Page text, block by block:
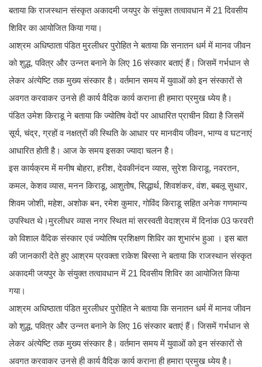
बताया कि राजस्थान संस्कृत अकादमी जयपुर के संयुक्त तत्वावधान में 21 दिवसीय
शिविर का आयोजित किया गया।
आश्रम अधिष्ठाता पंडित मुरलीधर पुरोहित ने बताया कि सनातन धर्म में मानव जीवन
को शुद्ध, पवित्र और उन्नत बनाने के लिए 16 संस्कार बताएं हैं। जिसमें गर्भधान से
लेकर अंत्येष्टि तक मुख्य संस्कार है। वर्तमान समय में युवाओं को इन संस्कारों से
अवगत करवाकर उनसे ही कार्य वैदिक कार्य कराना ही हमारा प्रमुख ध्येय है।
पंडित उमेश किराडू ने बताया कि ज्योतिष वेदों पर आधारित प्राचीन विद्या है जिसमें
सूर्य, चंद्र, ग्रहों व नक्षत्रों की स्थिति के आधार पर मानवीय जीवन, भाग्य व घटनाएं
आधारित होती है। आज के समय इसका ज्यादा चलन है।
इस कार्यक्रम में मनीष बोहरा, हरीश, देवकीनंदन व्यास, सुरेश किराडू, नवरतन,
कमल, केशव व्यास, मनन किराडू, आशुतोष, सिद्धार्थ, शिवशंकर, वंश, बबलू सुथार,
शिवम जोशी, महेश, अशोक बन, रमेश कुमार, गोविंद किराडू सहित अनेक गणमान्य
उपस्थित थे।मुरलीधर व्यास नगर स्थित मां सरस्वती वेदाश्रम में दिनांक 03 फरवरी
को विशाल वैदिक संस्कार एवं ज्योतिष प्रशिक्षण शिविर का शुभारंभ हुआ । इस बात
की जानकारी देते हुए आश्रम प्रवक्ता राकेश बिस्सा ने बताया कि राजस्थान संस्कृत
अकादमी जयपुर के संयुक्त तत्वावधान में 21 दिवसीय शिविर का आयोजित किया
गया।
आश्रम अधिष्ठाता पंडित मुरलीधर पुरोहित ने बताया कि सनातन धर्म में मानव जीवन
को शुद्ध, पवित्र और उन्नत बनाने के लिए 16 संस्कार बताएं हैं। जिसमें गर्भधान से
लेकर अंत्येष्टि तक मुख्य संस्कार है। वर्तमान समय में युवाओं को इन संस्कारों से
अवगत करवाकर उनसे ही कार्य वैदिक कार्य कराना ही हमारा प्रमुख ध्येय है।